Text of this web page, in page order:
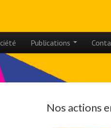
Publications
Nos actions